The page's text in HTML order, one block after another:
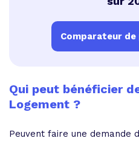
Comparateur
Qui peut bénéficier
Logement ?
Peuvent faire une demande